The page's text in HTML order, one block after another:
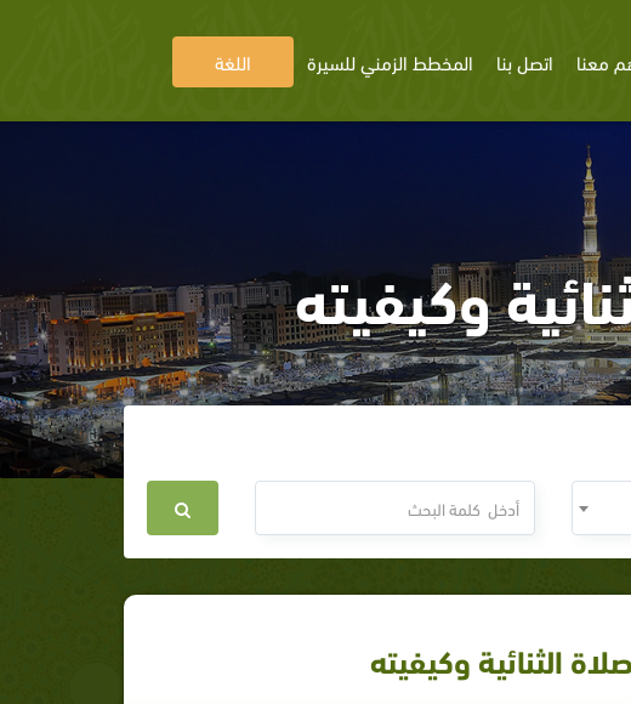
معنا اتصل بنا المخطط الزمني للسيرة اللغة
وكيفيته
الثنائية وكيفيته